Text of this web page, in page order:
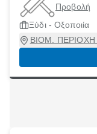
Προβολή
Ξύδι - Οξοποιία
ΒΙΟΜ. ΠΕΡΙΟΧΗ